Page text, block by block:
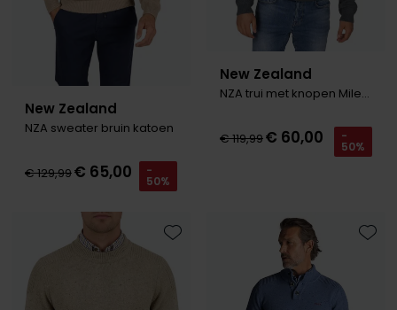
New Zealand
NZA sweater bruin katoen
€ 129,99€ 65,00 -
50%
New Zealand
NZA trui met knopen Miles groen
€ 119,99€ 60,00 -
50%
Toevoegen aan favorieten